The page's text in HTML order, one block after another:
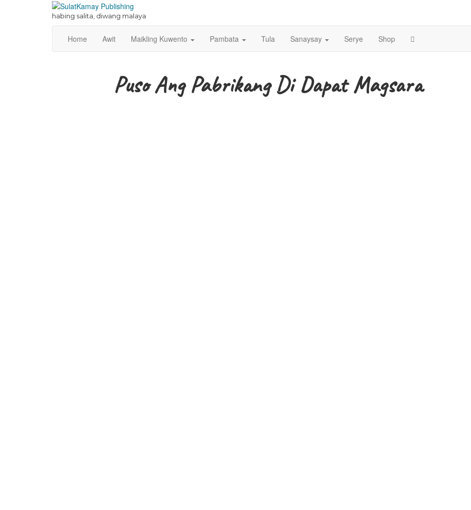
habing salita, diwang malaya
Home Awit Maikling Kuwento Pambata Tula Sanaysay Serye Shop
Puso Ang Pabrikang Di Dapat Magsara